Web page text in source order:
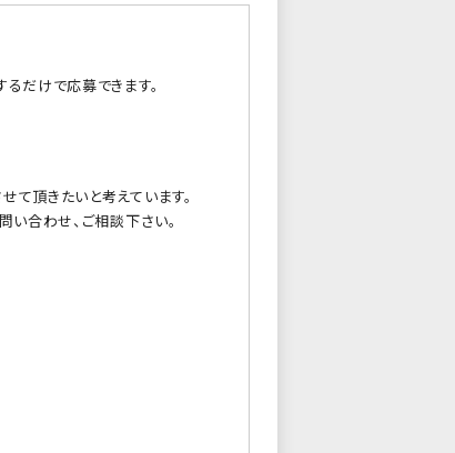
だけで応募できます。
頂きたいと考えています。
合わせ、ご相談下さい。